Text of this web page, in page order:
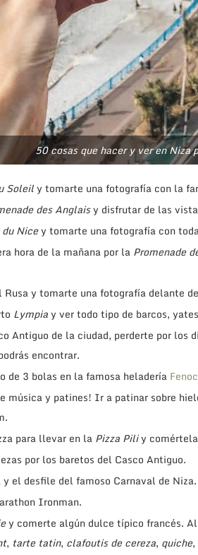
50 cosas que hacer y ver en Niza
Soleily tomarte una fotografía con la
des Anglaisy disfrutar de las
Nicey tomarte una fotografía con
hora de la mañana por la Promenade
y tomarte una fotografía delante
Lympiay ver todo tipo de barcos,
Antiguo de la ciudad, perderte por
encontrar.
de 3 bolas en la famosa heladería
música y patines! Ir a patinar sobre
para llevar en la Pizza Piliy
por los baretos del Casco Antiguo.
el desfile del famoso Carnaval de Niza.
Ironman.
y comerte algún dulce típico francés.
, tarte tatin, clafoutis de cereza, quiche,